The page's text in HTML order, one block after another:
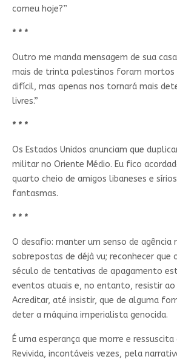
comeu hoje?”
* * *
Outro me manda mensagem de sua
mais de trinta palestinos foram mortos
difícil, mas apenas nos tornará mais
livres.”
* * *
Os Estados Unidos anunciam que
militar no Oriente Médio. Eu fico
quarto cheio de amigos libaneses e
fantasmas.
* * *
O desafio: manter um senso de agência
sobrepostas de déjà vu; reconhecer que
século de tentativas de apagamento
eventos atuais e, no entanto, resistir ao
Acreditar, até insistir, que de alguma
deter a máquina imperialista genocida.
É uma esperança que morre e ressuscita
Revivida, incontáveis vezes, pela